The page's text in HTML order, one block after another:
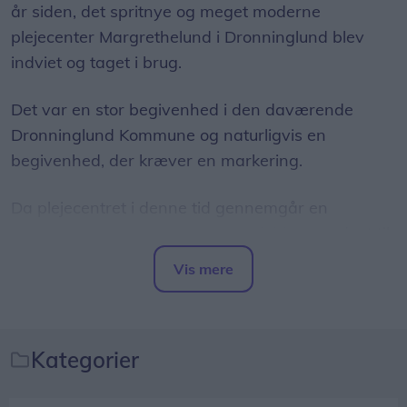
år siden, det spritnye og meget moderne
plejecenter Margrethelund i Dronninglund blev
indviet og taget i brug.
Det var en stor begivenhed i den daværende
Dronninglund Kommune og naturligvis en
begivenhed, der kræver en markering.
ombygningen er overstået.
bestående af Asta Skaksen, Ritaterese Johannsen
Vis mere
Kategorier